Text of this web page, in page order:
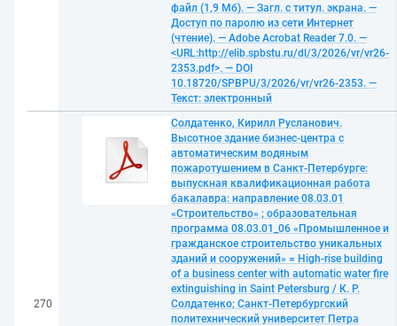
файл (1,9 Мб). — Загл. с титул. экрана. —
Доступ по паролю из сети Интернет
(чтение). — Adobe Acrobat Reader 7.0. —
<URL:http://elib.spbstu.ru/dl/3/2026/vr/vr26-
2353.pdf>. — DOI
10.18720/SPBPU/3/2026/vr/vr26-2353. —
Текст: электронный
270
Солдатенко, Кирилл Русланович.
Высотное здание бизнес-центра с
автоматическим водяным
пожаротушением в Санкт-Петербурге:
выпускная квалификационная работа
бакалавра: направление 08.03.01
«Строительство» ; образовательная
программа 08.03.01_06 «Промышленное и
гражданское строительство уникальных
зданий и сооружений» = High-rise building
of a business center with automatic water fire
extinguishing in Saint Petersburg / К. Р.
Солдатенко; Санкт-Петербургский
политехнический университет Петра